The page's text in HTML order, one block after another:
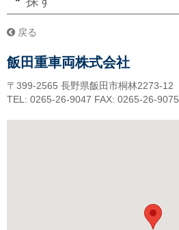
戻る
飯田重車両株式会社
〒399-2565 長野県飯田市桐林2273-12
TEL: 0265-26-9047 FAX: 0265-26-9075